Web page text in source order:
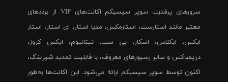
سرورهای پرقدرت سوپر سیسیکم اکانت‌های VIP از برندهای
معتبر مانند استارست، استارمکس، مدیا استار، ای استار، استار
ایکس، ایکلاس، اسکار، بی ست، تیتانیوم، ایکس کروز،
دریمباکس و سایر رسیورهای معروف، با قابلیت تمدید شیرینگ،
اکنون توسط سوپر سیسیکم ارائه می‌شود. این اکانت‌ها به‌طور